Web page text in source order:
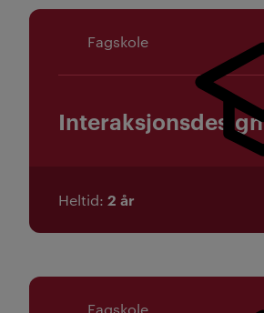
Interaksjonsdesign
Fagskole
Heltid 2 år
Fagskole